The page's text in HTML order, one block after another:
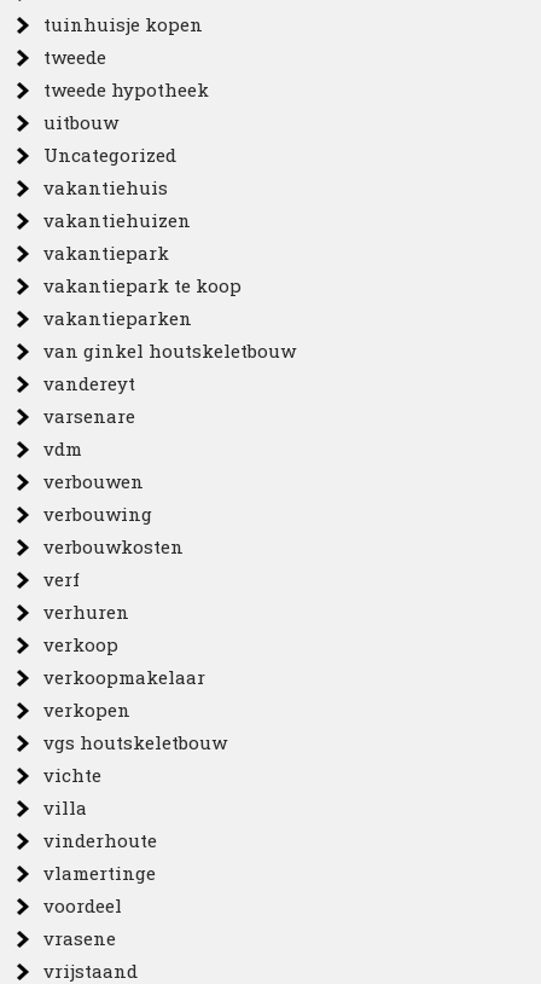
tuinhuisje kopen
tweede
tweede hypotheek
uitbouw
Uncategorized
vakantiehuis
vakantiehuizen
vakantiepark
vakantiepark te koop
vakantieparken
van ginkel houtskeletbouw
vandereyt
varsenare
vdm
verbouwen
verbouwing
verbouwkosten
verf
verhuren
verkoop
verkoopmakelaar
verkopen
vgs houtskeletbouw
vichte
villa
vinderhoute
vlamertinge
voordeel
vrasene
vrijstaand